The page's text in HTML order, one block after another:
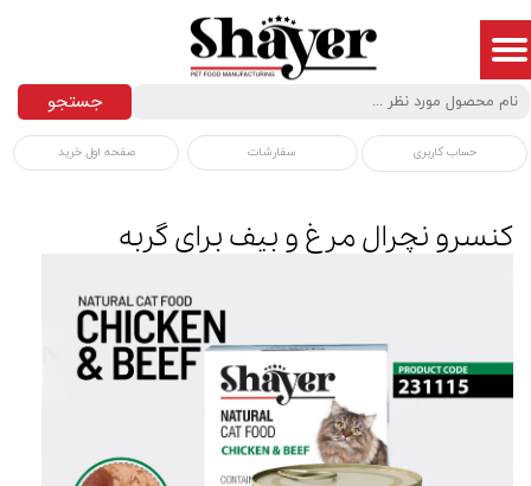
حساب کاربری سفارشات صفحه اول خرید
جستجو
کنسرو نچرال مرغ و بیف برای گربه